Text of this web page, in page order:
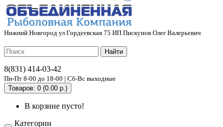
Нижний Новгород ул Гордеевская 75 ИП Пискунов Олег Валерьевич
Найти
8(831) 414-03-42
Пн-Пт 8-00 до 18-00 | Сб-Вс выходные
Товаров: 0 (0.00 р.)
В корзине пусто!
Категории